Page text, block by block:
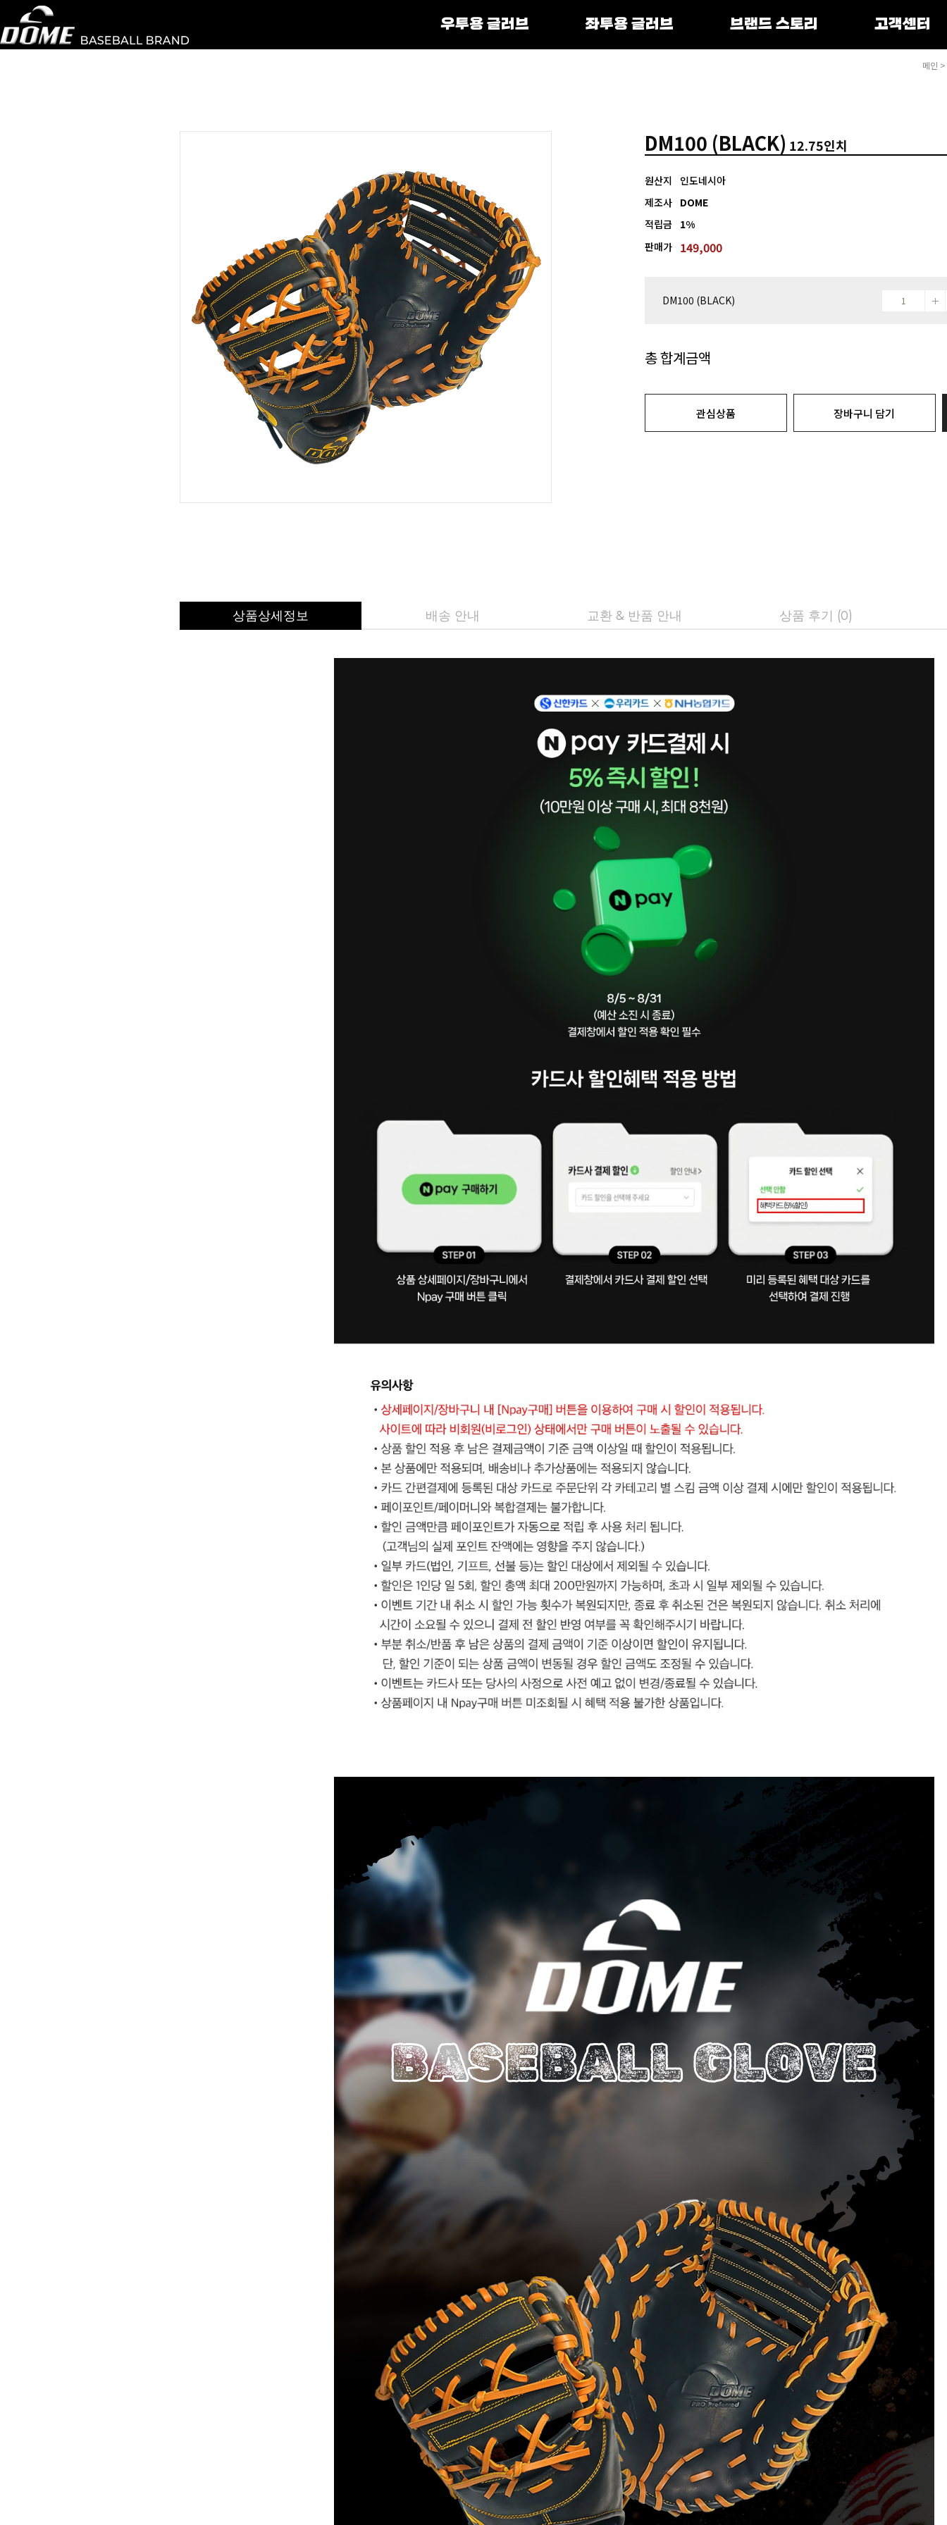
우투용 글러브 좌투용 글러브 브랜드 스토리 고객센터
메인 >
DM100 (BLACK) 12.75인치
원산지
인도네시아
제조사 DOME
적립금
1%
판매가 149,000
DM100 (BLACK)
총 합계금액
관심상품 장바구니 담기
상품상세정보 배송 안내 교환 & 반품 안내 상품 후기 (0)